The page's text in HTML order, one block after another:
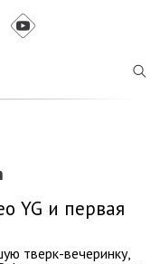
YG и первая
тверк-вечеринку,